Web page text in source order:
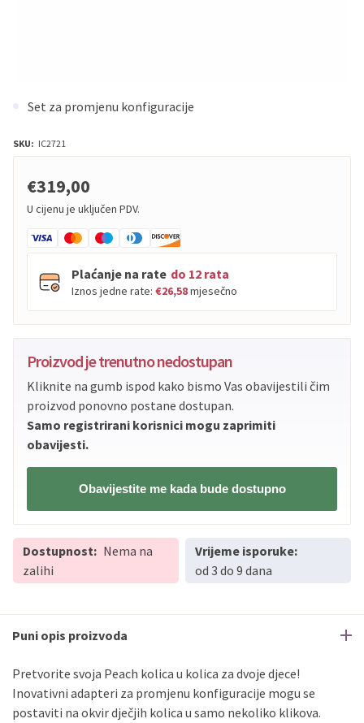
Set za promjenu konfiguracije
SKU: IC2721
€319,00
U cijenu je uključen PDV.
Plaćanje na rate do 12 rata
Iznos jedne rate: €26,58mjesečno
Visa Premium
Erste
Diners do12rata
Maestro do
Erste
Sve banke Visa
Jednokratno
Sve banke
Master
Sve banke
Maestro
Jednokratno
ECC
Discover
Proizvod je trenutno nedostupan
Kliknite na gumb ispod kako bismo Vas obavijestili čim
proizvod ponovno postane dostupan.
Samo registrirani korisnici mogu zaprimiti
obavijesti.
Obavijestite me kada bude dostupno
Dostupnost: Nema na
zalihi
Vrijeme isporuke:
od 3 do 9 dana
Puni opis proizvoda
Pretvorite svoja Peach kolica u kolica za dvoje djece!
Inovativni adapteri za promjenu konfiguracije mogu se
postaviti na okvir dječjih kolica u samo nekoliko klikova.